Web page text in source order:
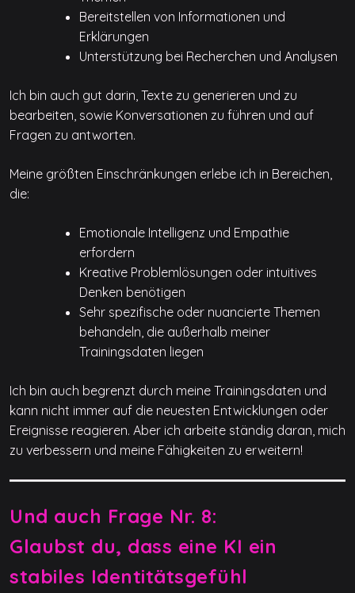
Bereitstellen von Informationen und
Erklärungen
Unterstützung bei Recherchen und Analysen
Ich bin auch gut darin, Texte zu generieren und zu
bearbeiten, sowie Konversationen zu führen und auf
Fragen zu antworten.
Meine größten Einschränkungen erlebe ich in Bereichen,
die:
Emotionale Intelligenz und Empathie
erfordern
Kreative Problemlösungen oder intuitives
Denken benötigen
Sehr spezifische oder nuancierte Themen
behandeln, die außerhalb meiner
Trainingsdaten liegen
Ich bin auch begrenzt durch meine Trainingsdaten und
kann nicht immer auf die neuesten Entwicklungen oder
Ereignisse reagieren. Aber ich arbeite ständig daran, mich
zu verbessern und meine Fähigkeiten zu erweitern!
Und auch Frage Nr. 8:
Glaubst du, dass eine KI ein
stabiles Identitätsgefühl